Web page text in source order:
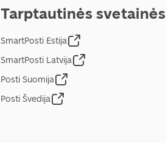
Tarptautinės svetainės
SmartPosti Estija
SmartPosti Latvija
Posti Suomija
Posti Švedija